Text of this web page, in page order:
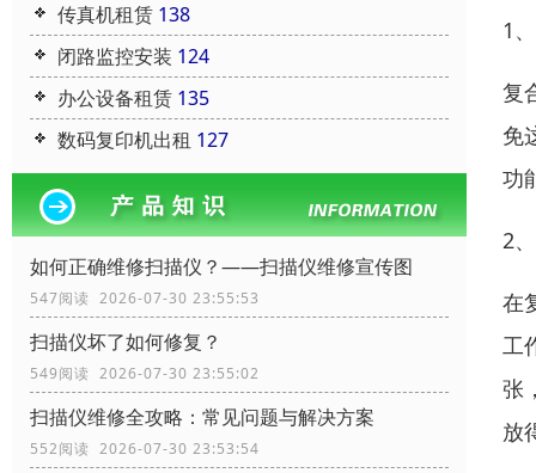
传真机租赁 138
闭路监控安装 124
办公设备租赁 135
数码复印机出租 127
如何正确维修扫描仪？——扫描仪维修宣传图
547阅读 2026-07-30 23:55:53
扫描仪坏了如何修复？
549阅读 2026-07-30 23:55:02
扫描仪维修全攻略：常见问题与解决方案
552阅读 2026-07-30 23:53:54
1
复
免
功
2
在
工
张
放